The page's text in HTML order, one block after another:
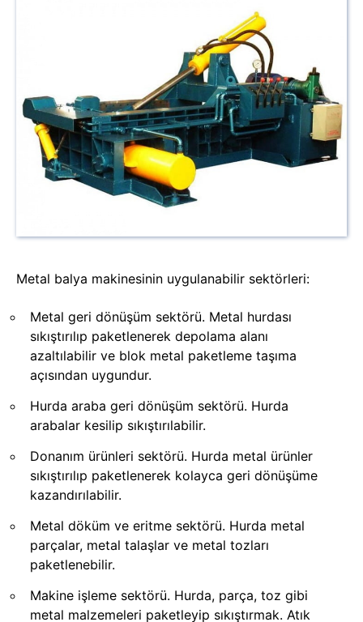
Metal balya makinesinin uygulanabilir sektörleri:
Metal geri dönüşüm sektörü. Metal hurdası
sıkıştırılıp paketlenerek depolama alanı
azaltılabilir ve blok metal paketleme taşıma
açısından uygundur.
Hurda araba geri dönüşüm sektörü. Hurda
arabalar kesilip sıkıştırılabilir.
Donanım ürünleri sektörü. Hurda metal ürünler
sıkıştırılıp paketlenerek kolayca geri dönüşüme
kazandırılabilir.
Metal döküm ve eritme sektörü. Hurda metal
parçalar, metal talaşlar ve metal tozları
paketlenebilir.
Makine işleme sektörü. Hurda, parça, toz gibi
metal malzemeleri paketleyip sıkıştırmak. Atık